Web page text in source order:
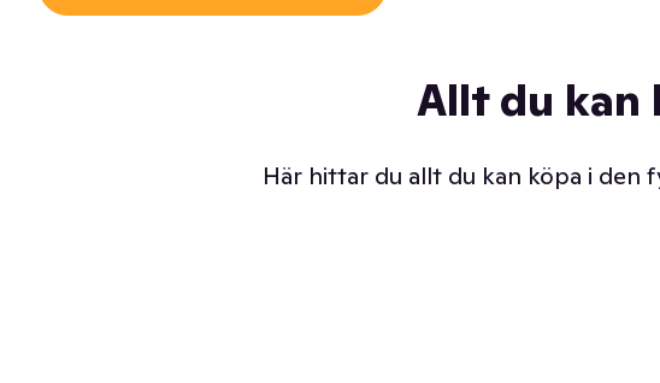
Allt du kan
Här hittar du allt du kan köpa i den